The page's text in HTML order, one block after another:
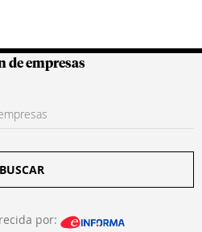
Colombianas
de empresas
BUSCAR
por: